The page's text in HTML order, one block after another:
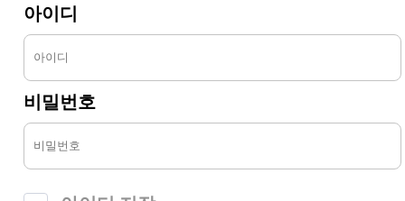
아이디
비밀번호